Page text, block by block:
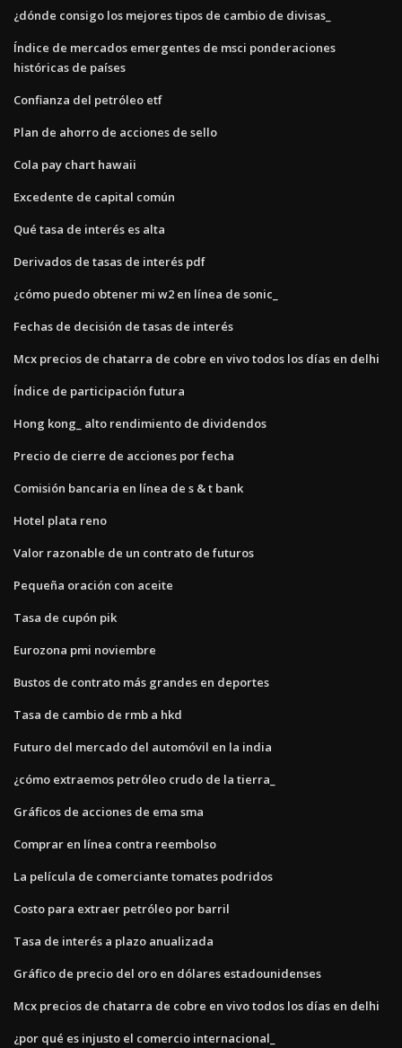
¿dónde consigo los mejores tipos de cambio de divisas_
Índice de mercados emergentes de msci ponderaciones
históricas de países
Confianza del petróleo etf
Plan de ahorro de acciones de sello
Cola pay chart hawaii
Excedente de capital común
Qué tasa de interés es alta
Derivados de tasas de interés pdf
¿cómo puedo obtener mi w2 en línea de sonic_
Fechas de decisión de tasas de interés
Mcx precios de chatarra de cobre en vivo todos los días en delhi
Índice de participación futura
Hong kong_ alto rendimiento de dividendos
Precio de cierre de acciones por fecha
Comisión bancaria en línea de s & t bank
Hotel plata reno
Valor razonable de un contrato de futuros
Pequeña oración con aceite
Tasa de cupón pik
Eurozona pmi noviembre
Bustos de contrato más grandes en deportes
Tasa de cambio de rmb a hkd
Futuro del mercado del automóvil en la india
¿cómo extraemos petróleo crudo de la tierra_
Gráficos de acciones de ema sma
Comprar en línea contra reembolso
La película de comerciante tomates podridos
Costo para extraer petróleo por barril
Tasa de interés a plazo anualizada
Gráfico de precio del oro en dólares estadounidenses
Mcx precios de chatarra de cobre en vivo todos los días en delhi
¿por qué es injusto el comercio internacional_